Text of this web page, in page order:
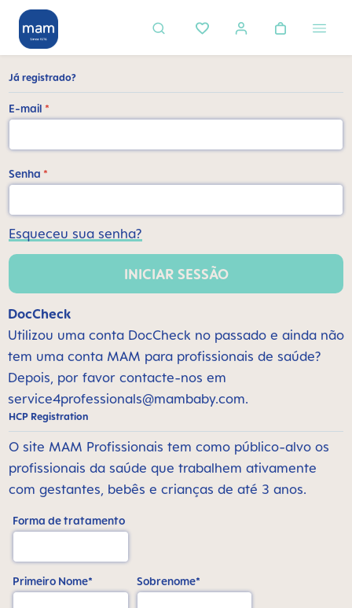
principal
Já registrado?
E-mail *
Senha *
Esqueceu sua senha?
INICIAR SESSÃO
DocCheck
Utilizou uma conta DocCheck no passado e ainda não
tem uma conta MAM para profissionais de saúde?
Depois, por favor contacte-nos em
service4professionals@mambaby.com.
HCP Registration
O site MAM Profissionais tem como público-alvo os
profissionais da saúde que trabalhem ativamente
com gestantes, bebês e crianças de até 3 anos.
Forma de tratamento
Primeiro Nome* Sobrenome*